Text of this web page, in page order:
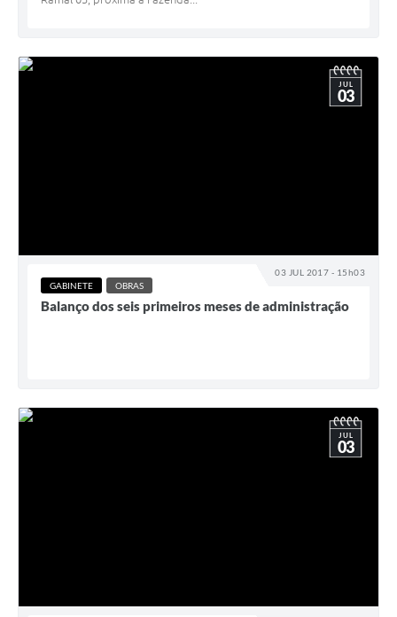
03 JUL 2017 - 15h03
JUL
03
GABINETE OBRAS
Balanço dos seis primeiros meses de administração
JUL
03